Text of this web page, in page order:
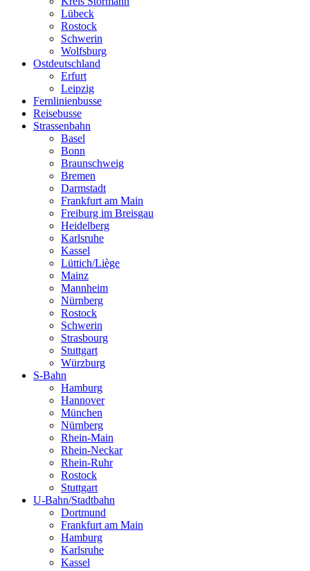
Lübeck
Rostock
Schwerin
Wolfsburg
Ostdeutschland
Erfurt
Leipzig
Fernlinienbusse
Reisebusse
Strassenbahn
Basel
Bonn
Braunschweig
Bremen
Darmstadt
Frankfurt am Main
Freiburg im Breisgau
Heidelberg
Karlsruhe
Kassel
Lüttich/Liège
Mainz
Mannheim
Nürnberg
Rostock
Schwerin
Strasbourg
Stuttgart
Würzburg
S-Bahn
Hamburg
Hannover
München
Nürnberg
Rhein-Main
Rhein-Neckar
Rhein-Ruhr
Rostock
Stuttgart
U-Bahn/Stadtbahn
Dortmund
Frankfurt am Main
Hamburg
Karlsruhe
Kassel